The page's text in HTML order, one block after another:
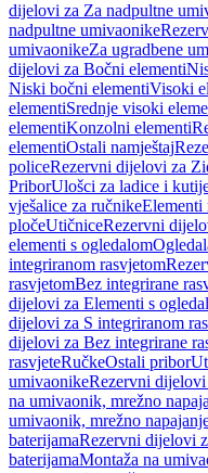
dijelovi za Za nadpultne
nadpultne umivaonike
umivaonikeZa ugradbene
dijelovi za Bočni elementi
Niski bočni elementiVisoki
elementiSrednje visoki
elementiKonzolni elementi
elementiOstali namještaj
policeRezervni dijelovi za
PriborUlošci za ladice i
vješalice za ručnikeElementi
pločeUtičniceRezervni
elementi s ogledalom
integriranom rasvjetom
rasvjetomBez integrirane
dijelovi za Elementi s
dijelovi za S integriranom
dijelovi za Bez integrirane
rasvjeteRučkeOstali pribor
umivaonikeRezervni
na umivaonik, mrežno
umivaonik, mrežno
baterijamaRezervni dijelovi
baterijamaMontaža na